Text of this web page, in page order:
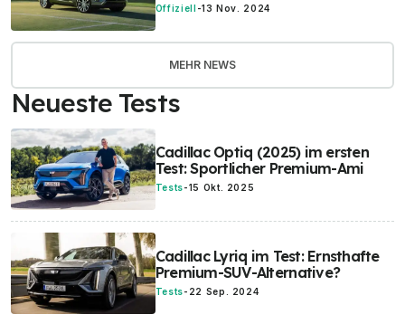
Offiziell -13 Nov. 2024
MEHR NEWS
Neueste Tests
Cadillac Optiq (2025) im ersten
Test: Sportlicher Premium-Ami
Tests-15 Okt. 2025
Cadillac Lyriq im Test: Ernsthafte
Premium-SUV-Alternative?
Tests- 22 Sep. 2024